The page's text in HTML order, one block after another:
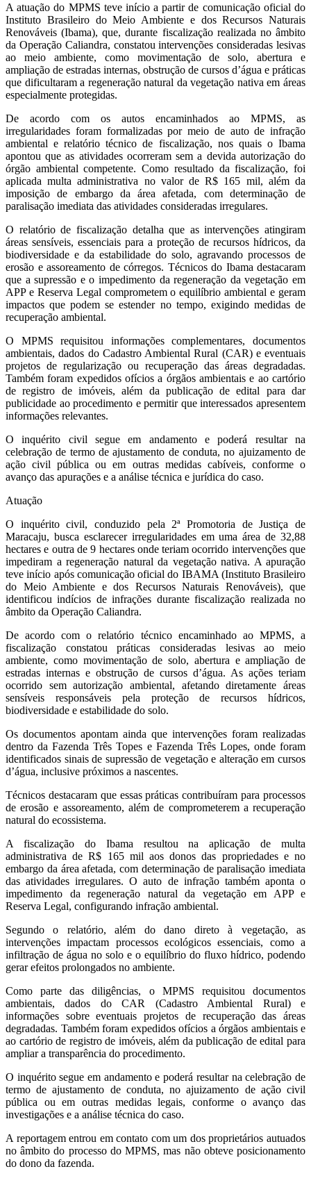
A atuação do MPMS teve início a partir de comunicação oficial do
Instituto Brasileiro do Meio Ambiente e dos Recursos Naturais
Renováveis (Ibama), que, durante fiscalização realizada no âmbito
da Operação Caliandra, constatou intervenções consideradas lesivas
ao meio ambiente, como movimentação de solo, abertura e
ampliação de estradas internas, obstrução de cursos d’água e práticas
que dificultaram a regeneração natural da vegetação nativa em áreas
especialmente protegidas.
De acordo com os autos encaminhados ao MPMS, as
irregularidades foram formalizadas por meio de auto de infração
ambiental e relatório técnico de fiscalização, nos quais o Ibama
apontou que as atividades ocorreram sem a devida autorização do
órgão ambiental competente. Como resultado da fiscalização, foi
aplicada multa administrativa no valor de R$ 165 mil, além da
imposição de embargo da área afetada, com determinação de
paralisação imediata das atividades consideradas irregulares.
O relatório de fiscalização detalha que as intervenções atingiram
áreas sensíveis, essenciais para a proteção de recursos hídricos, da
biodiversidade e da estabilidade do solo, agravando processos de
erosão e assoreamento de córregos. Técnicos do Ibama destacaram
que a supressão e o impedimento da regeneração da vegetação em
APP e Reserva Legal comprometem o equilíbrio ambiental e geram
impactos que podem se estender no tempo, exigindo medidas de
recuperação ambiental.
O MPMS requisitou informações complementares, documentos
ambientais, dados do Cadastro Ambiental Rural (CAR) e eventuais
projetos de regularização ou recuperação das áreas degradadas.
Também foram expedidos ofícios a órgãos ambientais e ao cartório
de registro de imóveis, além da publicação de edital para dar
publicidade ao procedimento e permitir que interessados apresentem
informações relevantes.
O inquérito civil segue em andamento e poderá resultar na
celebração de termo de ajustamento de conduta, no ajuizamento de
ação civil pública ou em outras medidas cabíveis, conforme o
avanço das apurações e a análise técnica e jurídica do caso.
Atuação
O inquérito civil, conduzido pela 2ª Promotoria de Justiça de
Maracaju, busca esclarecer irregularidades em uma área de 32,88
hectares e outra de 9 hectares onde teriam ocorrido intervenções que
impediram a regeneração natural da vegetação nativa. A apuração
teve início após comunicação oficial do IBAMA (Instituto Brasileiro
do Meio Ambiente e dos Recursos Naturais Renováveis), que
identificou indícios de infrações durante fiscalização realizada no
âmbito da Operação Caliandra.
De acordo com o relatório técnico encaminhado ao MPMS, a
fiscalização constatou práticas consideradas lesivas ao meio
ambiente, como movimentação de solo, abertura e ampliação de
estradas internas e obstrução de cursos d’água. As ações teriam
ocorrido sem autorização ambiental, afetando diretamente áreas
sensíveis responsáveis pela proteção de recursos hídricos,
biodiversidade e estabilidade do solo.
Os documentos apontam ainda que intervenções foram realizadas
dentro da Fazenda Três Topes e Fazenda Três Lopes, onde foram
identificados sinais de supressão de vegetação e alteração em cursos
d’água, inclusive próximos a nascentes.
Técnicos destacaram que essas práticas contribuíram para processos
de erosão e assoreamento, além de comprometerem a recuperação
natural do ecossistema.
A fiscalização do Ibama resultou na aplicação de multa
administrativa de R$ 165 mil aos donos das propriedades e no
embargo da área afetada, com determinação de paralisação imediata
das atividades irregulares. O auto de infração também aponta o
impedimento da regeneração natural da vegetação em APP e
Reserva Legal, configurando infração ambiental.
Segundo o relatório, além do dano direto à vegetação, as
intervenções impactam processos ecológicos essenciais, como a
infiltração de água no solo e o equilíbrio do fluxo hídrico, podendo
gerar efeitos prolongados no ambiente.
Como parte das diligências, o MPMS requisitou documentos
ambientais, dados do CAR (Cadastro Ambiental Rural) e
informações sobre eventuais projetos de recuperação das áreas
degradadas. Também foram expedidos ofícios a órgãos ambientais e
ao cartório de registro de imóveis, além da publicação de edital para
ampliar a transparência do procedimento.
O inquérito segue em andamento e poderá resultar na celebração de
termo de ajustamento de conduta, no ajuizamento de ação civil
pública ou em outras medidas legais, conforme o avanço das
investigações e a análise técnica do caso.
A reportagem entrou em contato com um dos proprietários autuados
no âmbito do processo do MPMS, mas não obteve posicionamento
do dono da fazenda.